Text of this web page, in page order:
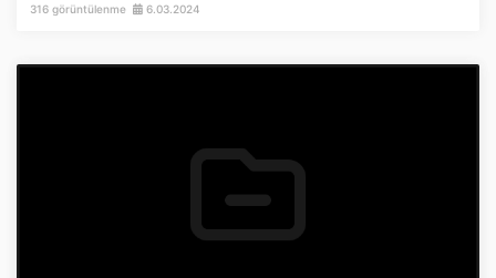
316 görüntülenme 6.03.2024